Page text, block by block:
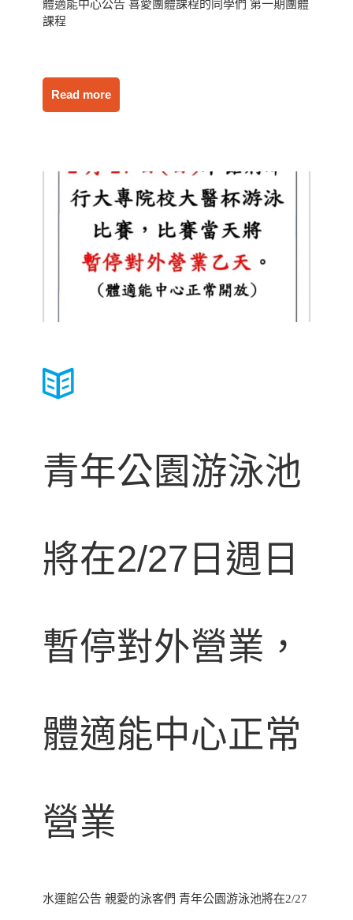
體適能中心公告 喜愛團體課程的同學們 第一期團體
課程
Read more
青年公園游泳池
將在2/27日週日
暫停對外營業，
體適能中心正常
營業
水運館公告 親愛的泳客們 青年公園游泳池將在2/27